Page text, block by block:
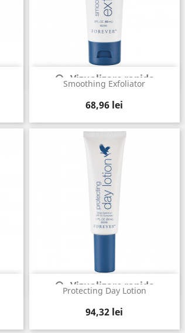
Smoothing Exfoliator
Pret
68,96 lei
 Vizualizare rapida
Protecting Day Lotion
Pret
94,32 lei
Vizualizare rapida